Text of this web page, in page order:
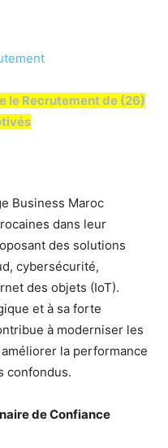
le Recrutement de (26)
Business Maroc
dans leur
des solutions
cybersécurité,
des objets (IoT).
et à sa forte
à moderniser les
la performance
confondus.
de Confiance